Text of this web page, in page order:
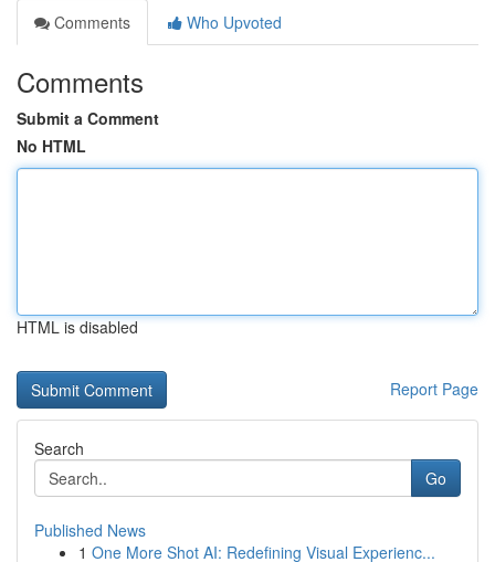
Comments
Who Upvoted
Comments
Submit a Comment
No HTML
HTML is disabled
Report Page
Search
Go
Published News
1 One More Shot AI: Redefining Visual Experienc...